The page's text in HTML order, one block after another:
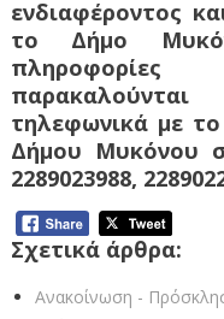
ενδιαφέροντος
το Δήμο
τηλεφωνικά με
Δήμου Μυκόνου
2289023988,
Σχετικά άρθρα:
Ανακοίνωση -